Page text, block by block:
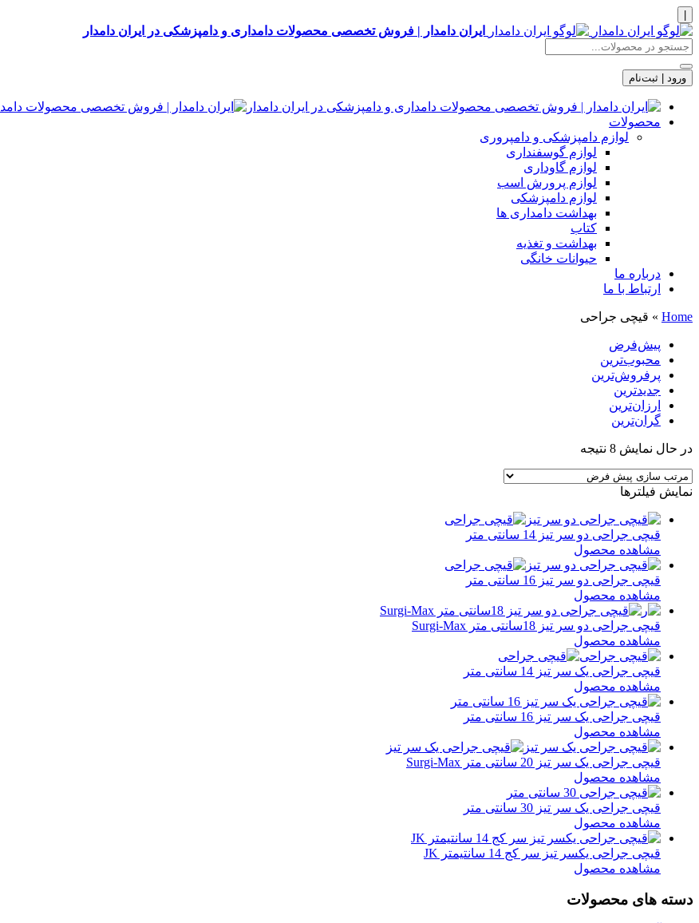
ایران دامدار | فروش تخصصی محصولات دامداری و دامپزشکی در ایران دامدار
ورود | ثبت‌نام
محصولات
لوازم دامپزشکی و دامپروری
لوازم گوسفنداری
لوازم گاوداری
لوازم پرورش اسب
لوازم دامپزشکی
بهداشت دامداری ها
کتاب
بهداشت و تغذیه
حیوانات خانگی
درباره ما
ارتباط با ما
Home
» قیچی جراحی
پیش‌فرض
محبوب‌ترین
پرفروش‌ترین
جدیدترین
ارزان‌ترین
گران‌ترین
در حال نمایش 8 نتیجه
نمایش فیلترها
قیچی جراحی دو سر تیز 14 سانتی متر
مشاهده محصول
قیچی جراحی دو سر تیز 16 سانتی متر
مشاهده محصول
قیچی جراحی دو سر تیز 18سانتی متر Surgi-Max
مشاهده محصول
قیچی جراحی یک سر تیز 14 سانتی متر
مشاهده محصول
قیچی جراحی یک سر تیز 16 سانتی متر
مشاهده محصول
قیچی جراحی یک سر تیز 20 سانتی متر Surgi-Max
مشاهده محصول
قیچی جراحی یک سر تیز 30 سانتی متر
مشاهده محصول
قیچی جراحی یکسر تیز سر کج 14 سانتیمتر JK
مشاهده محصول
دسته های محصولات